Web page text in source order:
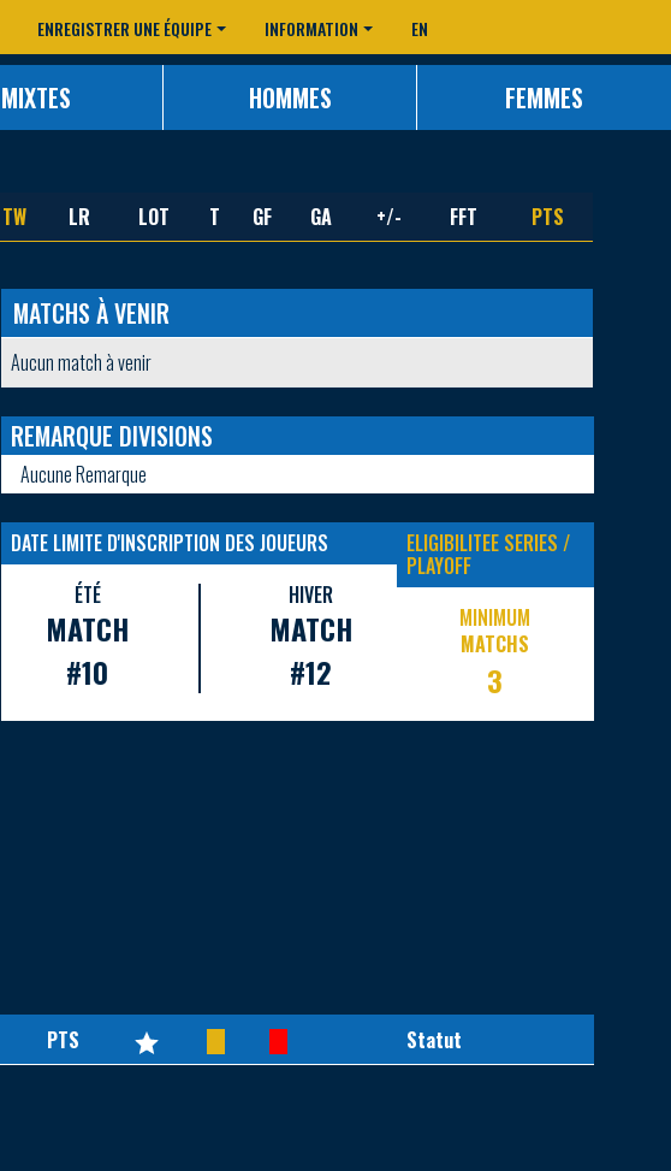
ENREGISTRER UNE ÉQUIPE INFORMATION EN
MIXTES HOMMES FEMMES
TW LR LOT T GF GA +/- FFT PTS
MATCHS À VENIR
Aucun match à venir
REMARQUE DIVISIONS
Aucune Remarque
DATE LIMITE D'INSCRIPTION DES JOUEURS
ÉTÉ
MATCH
#10
HIVER
MATCH
#12
ELIGIBILITEE SERIES /
PLAYOFF
MINIMUM
MATCHS
3
PTS Statut